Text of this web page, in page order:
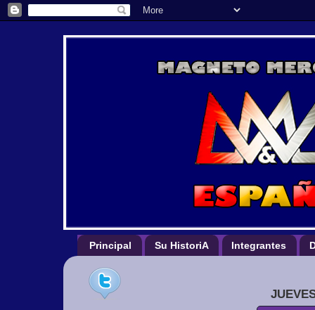
Principal Su HistoriA Integrantes